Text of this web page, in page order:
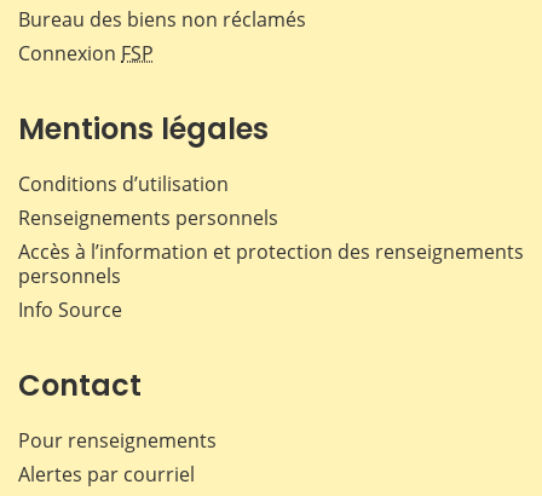
Bureau des biens non réclamés
Connexion FSP
Mentions légales
Conditions d’utilisation
Renseignements personnels
Accès à l’information et protection des renseignements
personnels
Info Source
Contact
Pour renseignements
Alertes par courriel